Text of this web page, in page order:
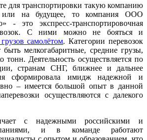
для транспортировки такую компанию
на будущее, то компания ООО
- это экспресс-транспортировочная
С ними можно не бояться и
самолётом. Категории перевозок
мелкогабаритные, средние грузы,
тонн. Деятельность осуществляется по
странам СНГ, ближнее и дальнее
сформировала имидж надежной и
– имеется большой опыт в данной
осуществляются с далекого
с надежными российскими и
и в команде работают